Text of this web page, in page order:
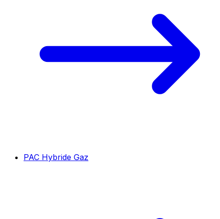
PAC Hybride Gaz